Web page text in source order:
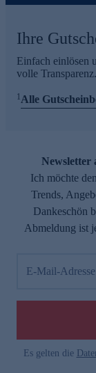
Ihre
Einfach einlösen
volle Transparenz.
1Alle
Newsletter
Ich möchte
Trends,
Dankeschön
Abmeldung ist
E-Mail-
Es gelten die